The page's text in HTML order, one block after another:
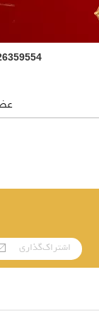
اشتراک‌گذاری